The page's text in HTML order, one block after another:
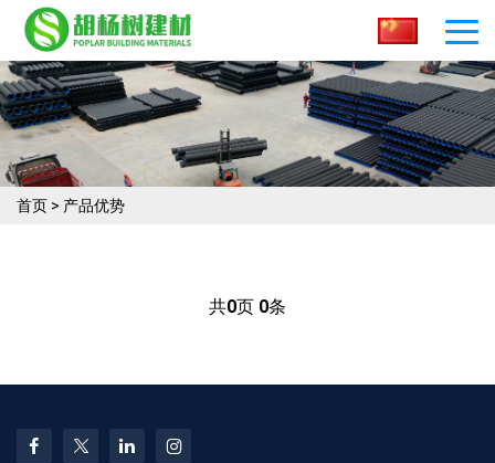
首页 > 产品优势
共0页 0条